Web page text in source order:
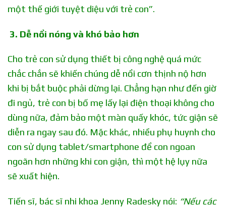
một thế giới tuyệt diệu với trẻ con”.
3. Dễ nổi nóng và khó bảo hơn
Cho trẻ con sử dụng thiết bị công nghệ quá mức
chắc chắn sẽ khiến chúng dễ nổi cơn thịnh nộ hơn
khi bị bắt buộc phải dừng lại. Chẳng hạn như đến giờ
đi ngủ, trẻ con bị bố mẹ lấy lại điện thoại không cho
dùng nữa, đảm bảo một màn quấy khóc, tức giận sẽ
diễn ra ngay sau đó. Mặc khác, nhiều phụ huynh cho
con sử dụng tablet/smartphone để con ngoan
ngoãn hơn những khi con giận, thì một hệ lụy nữa
sẽ xuất hiện.
Tiến sĩ, bác sĩ nhi khoa Jenny Radesky nói: “Nếu các